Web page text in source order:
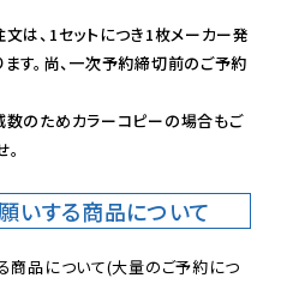
は、1セットにつき1枚メーカー発
す。尚、一次予約締切前のご予約
のためカラーコピーの場合もご
いする商品について
品について(大量のご予約につ